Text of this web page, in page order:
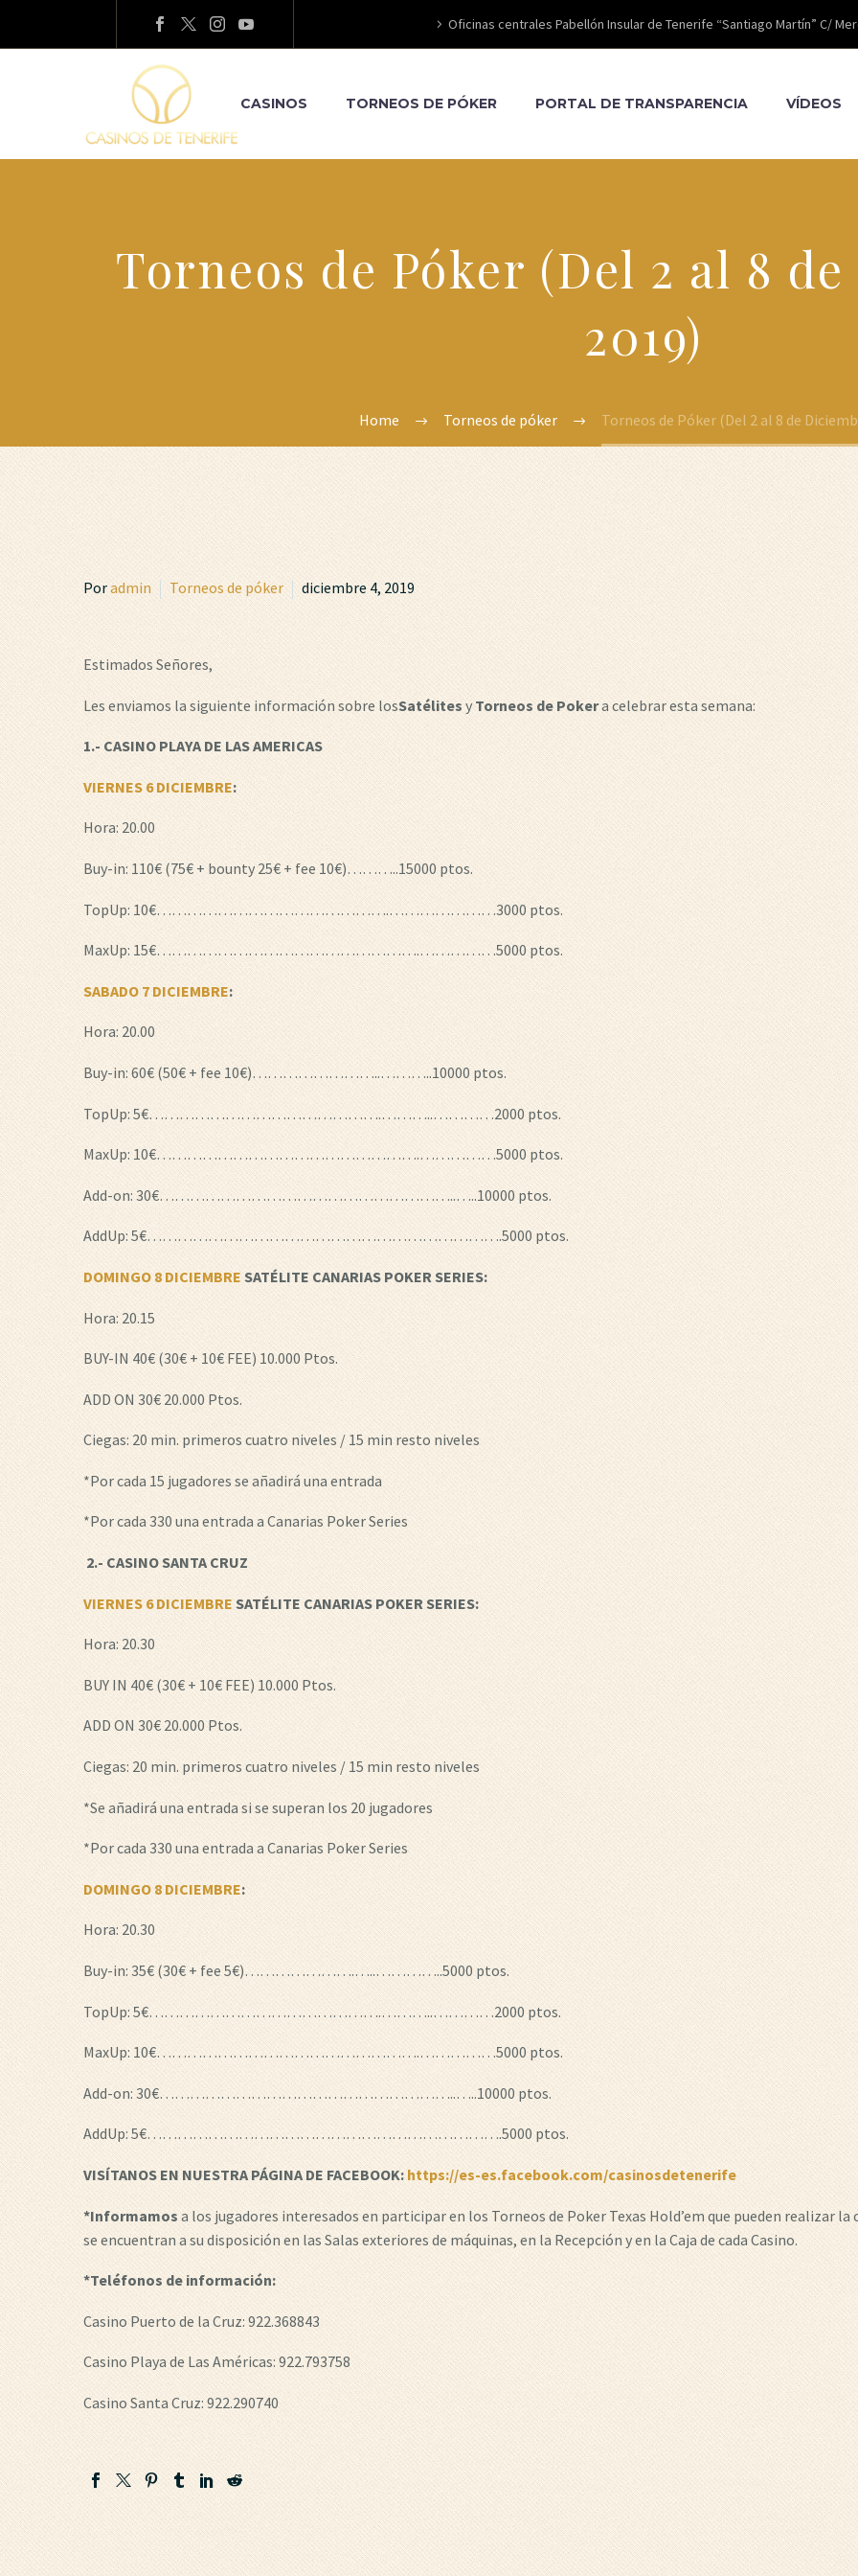
Oficinas centrales Pabellón Insular de Tenerife “Santiago Martín” C/
CASINOS TORNEOS DE PÓKER PORTAL DE TRANSPARENCIA VÍDEOS
Torneos de Póker (Del 2 al 8
2019)
Home Torneos de póker Torneos de Póker (Del 2 al 8 de
Poradmin Torneos de póker diciembre 4, 2019
Estimados Señores,
Les enviamos la siguiente información sobre losSatélitesyTorneos de Pokera celebrar esta semana:
1.- CASINO PLAYA DE LAS AMERICAS
VIERNES 6 DICIEMBRE:
Hora: 20.00
Buy-in: 110€ (75€ + bounty 25€ + fee 10€)………..15000 ptos.
TopUp: 10€……………………………………….…………………3000 ptos.
MaxUp: 15€…………………………………………….……………5000 ptos.
SABADO 7 DICIEMBRE:
Hora: 20.00
Buy-in: 60€ (50€ + fee 10€)……………………..………..10000 ptos.
TopUp: 5€……………………………………….………..…………2000 ptos.
MaxUp: 10€…………………………………………….……………5000 ptos.
Add-on: 30€…………………………………………………..…..10000 ptos.
AddUp: 5€…………………………………………………………….5000 ptos.
DOMINGO 8 DICIEMBRE SATÉLITE CANARIAS POKER SERIES:
Hora: 20.15
BUY-IN 40€ (30€ + 10€ FEE) 10.000 Ptos.
ADD ON 30€ 20.000 Ptos.
Ciegas: 20 min. primeros cuatro niveles / 15 min resto niveles
*Por cada 15 jugadores se añadirá una entrada
*Por cada 330 una entrada a Canarias Poker Series
2.- CASINOSANTA CRUZ
VIERNES 6 DICIEMBRE SATÉLITE CANARIAS POKER SERIES:
Hora: 20.30
BUY IN 40€ (30€ + 10€ FEE) 10.000 Ptos.
ADD ON 30€ 20.000 Ptos.
Ciegas: 20 min. primeros cuatro niveles / 15 min resto niveles
*Se añadirá una entrada si se superan los 20 jugadores
*Por cada 330 una entrada a Canarias Poker Series
DOMINGO 8 DICIEMBRE:
Hora: 20.30
Buy-in: 35€ (30€ + fee 5€)………………….…..…………..5000 ptos.
TopUp: 5€……………………………………….………..…………2000 ptos.
MaxUp: 10€…………………………………………….……………5000 ptos.
Add-on: 30€…………………………………………………..…..10000 ptos.
AddUp: 5€…………………………………………………………….5000 ptos.
VISÍTANOS EN NUESTRA PÁGINA DE FACEBOOK: https://es-es.facebook.com/casinosdetenerife
*Informamos a los jugadores interesados en participar en los Torneos de Poker Texas Hold’em que pueden realizar
se encuentran a su disposición en las Salas exteriores de máquinas, en la Recepción y en la Caja de cada Casino.
*Teléfonos de información:
Casino Puerto de la Cruz: 922.368843
Casino Playa de Las Américas: 922.793758
Casino Santa Cruz: 922.290740